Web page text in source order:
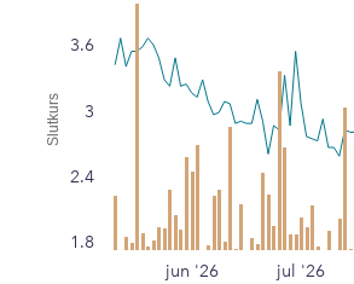
Slutkurs
jun '26 jul '26
1.8
2.4
3
3.6